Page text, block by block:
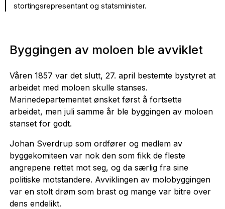
stortingsrepresentant og statsminister.
Byggingen av moloen ble avviklet
Våren 1857 var det slutt, 27. april bestemte bystyret at
arbeidet med moloen skulle stanses.
Marinedepartementet ønsket først å fortsette
arbeidet, men juli samme år ble byggingen av moloen
stanset for godt.
Johan Sverdrup som ordfører og medlem av
byggekomiteen var nok den som fikk de fleste
angrepene rettet mot seg, og da særlig fra sine
politiske motstandere. Avviklingen av molobyggingen
var en stolt drøm som brast og mange var bitre over
dens endelikt.